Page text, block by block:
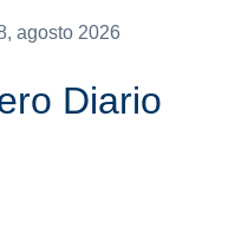
agosto 2026
Diario